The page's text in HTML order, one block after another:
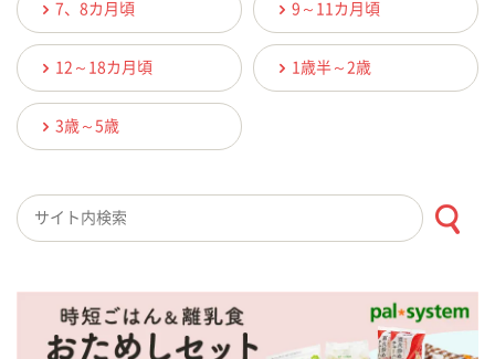
7、8カ月頃 9～11カ月頃
12～18カ月頃 1歳半～2歳
3歳～5歳
検索キーワード入力